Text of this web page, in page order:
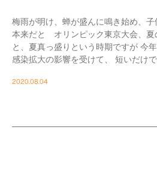
梅雨が明け、蝉が盛んに鳴き始め、
本来だと オリンピック東京大会、夏
と、夏真っ盛りという時期ですが 今
感染拡大の影響を受けて、 短いだけ
2020.08.04